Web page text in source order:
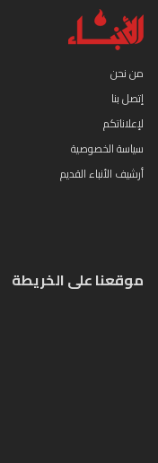
من نحن
إتصل بنا
لإعلاناتكم
سياسة الخصوصية
أرشيف الأنباء القديم
موقعنا على الخريطة